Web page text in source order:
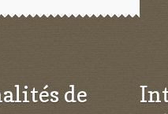
de